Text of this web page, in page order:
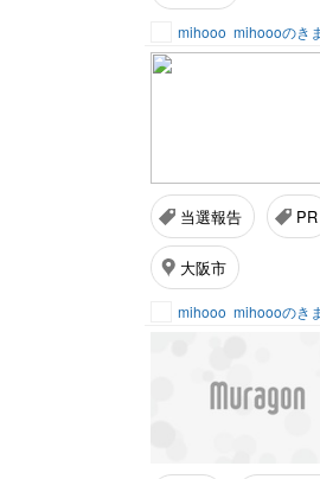
mihooo mihoooのき
当選報告 PR
大阪市
mihooo mihoooのき